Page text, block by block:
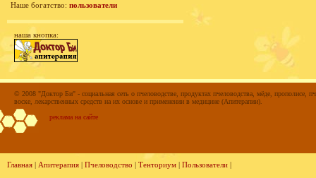
Наше богатство: пользователи
наша кнопка:
© 2008 "Доктор Би" - социальная сеть о пчеловодстве, продуктах пчеловодства, мёде, прополисе,
воске, лекарственных средств на их основе и применении в медицине (Апитерапии).
реклама на сайте
Главная | Апитерапия | Пчеловодство | Тенториум | Пользователи |